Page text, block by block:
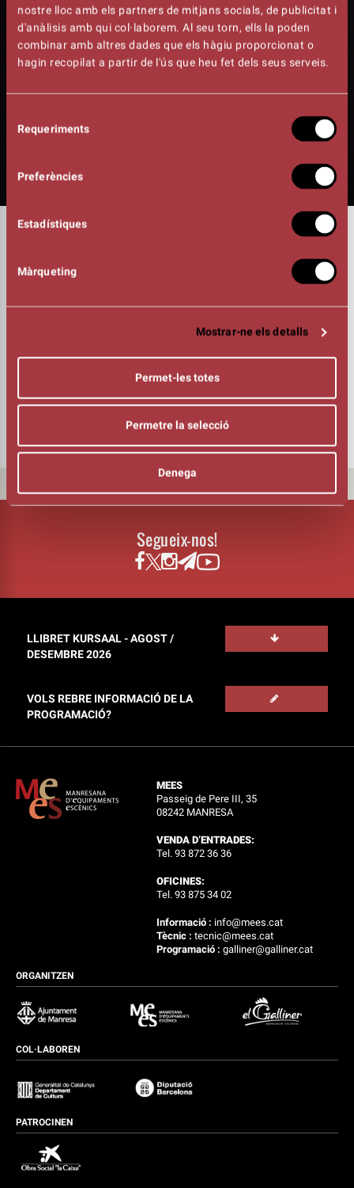
nostre lloc amb els partners de mitjans socials, de publicitat i
d'anàlisis amb qui col·laborem. Al seu torn, ells la poden
combinar amb altres dades que els hàgiu proporcionat o
hagin recopilat a partir de l'ús que heu fet dels seus serveis.
Requeriments
Preferències
Estadístiques
Màrqueting
Mostrar-ne els detalls
Permet-les totes
Permetre la selecció
Denega
DURADA
Núria Benedicto
Albert Albà
ORGANITZA
Segueix-nos!
LLIBRET KURSAAL - AGOST /
DESEMBRE 2026
VOLS REBRE INFORMACIÓ DE LA
PROGRAMACIÓ?
MEES
Passeig de Pere III, 35
08242 MANRESA
VENDA D’ENTRADES:
Tel. 93 872 36 36
OFICINES:
Tel. 93 875 34 02
Informació : info@mees.cat
Tècnic :tecnic@mees.cat
Programació :galliner@galliner.cat
ORGANITZEN
COL·LABOREN
PATROCINEN